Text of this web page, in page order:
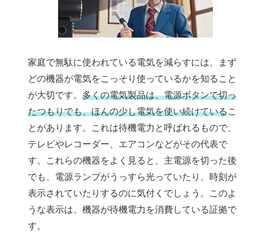
家庭で無駄に使われている電気を減らすには、まず
どの機器が電気をこっそり使っているかを知ること
が大切です。 多くの電気製品は、電源ボタンで切っ
たつもりでも、ほんの少し電気を使い続けているこ
とがあります。これは待機電力と呼ばれるもので、
テレビやレコーダー、エアコンなどがその代表で
す。これらの機器をよく見ると、主電源を切った後
でも、電源ランプがうっすら光っていたり、時刻が
表示されていたりするのに気付くでしょう。このよ
うな表示は、機器が待機電力を消費している証拠で
す。